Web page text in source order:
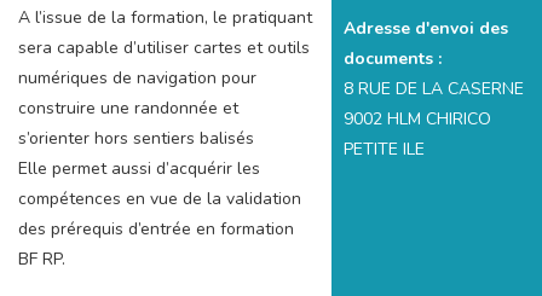
A l’issue de la formation, le pratiquant
sera capable d’utiliser cartes et outils
numériques de navigation pour
construire une randonnée et
s’orienter hors sentiers balisés
Elle permet aussi d’acquérir les
compétences en vue de la validation
des prérequis d’entrée en formation
BF RP.
Adresse d'envoi des
documents :
8 RUE DE LA CASERNE
9002 HLM CHIRICO
PETITE ILE